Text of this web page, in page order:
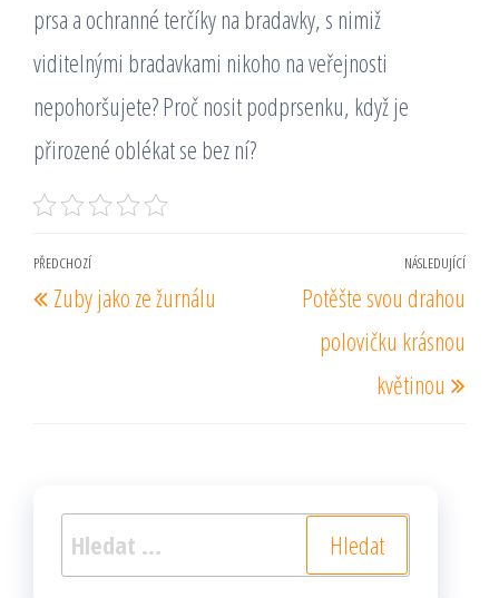
prsa a ochranné terčíky na bradavky, s nimiž
viditelnými bradavkami nikoho na veřejnosti
nepohoršujete? Proč nosit podprsenku, když je
přirozené oblékat se bez ní?
Navigace
pro
Předchozí
příspěvek
PŘEDCHOZÍ
Zuby jako ze žurnálu
NÁSLEDUJÍCÍ
Potěšte svou drahou
polovičku krásnou
květinou
Vyhledávání